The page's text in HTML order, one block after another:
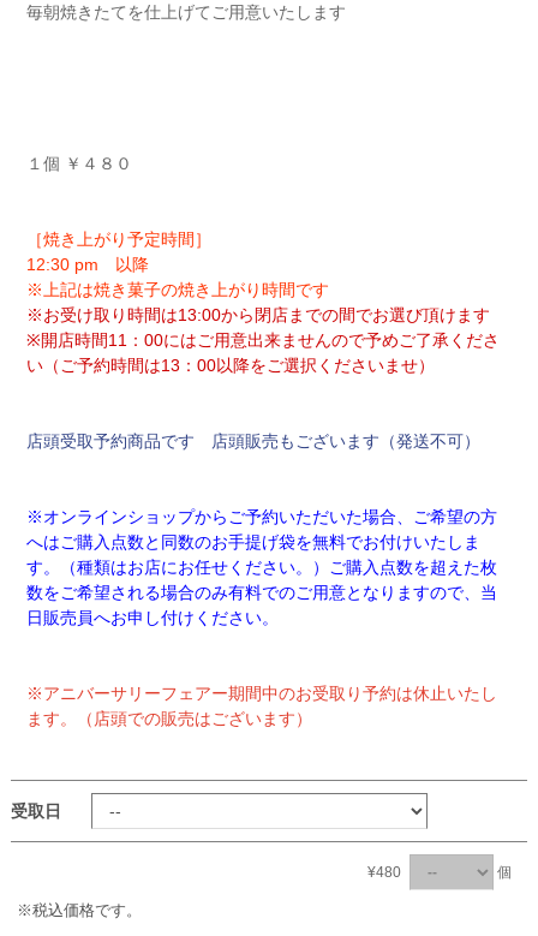
毎朝焼きたてを仕上げてご用意いたします
１個 ￥４８０
［焼き上がり予定時間］
12:30 pm 以降
※上記は焼き菓子の焼き上がり時間です
※お受け取り時間は13:00から閉店までの間でお選び頂けます
※開店時間11：00にはご用意出来ませんので予めご了承くださ
い（ご予約時間は13：00以降をご選択くださいませ）
店頭受取予約商品です 店頭販売もございます（発送不可）
※オンラインショップからご予約いただいた場合、ご希望の方
へはご購入点数と同数のお手提げ袋を無料でお付けいたしま
す。（種類はお店にお任せください。）ご購入点数を超えた枚
数をご希望される場合のみ有料でのご用意となりますので、当
日販売員へお申し付けください。
※アニバーサリーフェアー期間中のお受取り予約は休止いたし
ます。（店頭での販売はございます）
受取日
¥480 個
※税込価格です。